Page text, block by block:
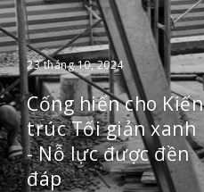
23 tháng 10, 2024
Cống hiến cho Kiến
trúc Tối giản xanh
- Nỗ lực được đền
đáp